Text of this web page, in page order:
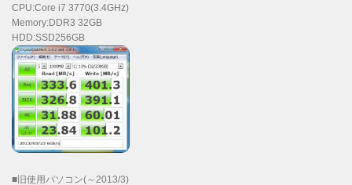
CPU:Core i7 3770(3.4GHz)
Memory:DDR3 32GB
HDD:SSD256GB
■旧使用パソコン(～2013/3)